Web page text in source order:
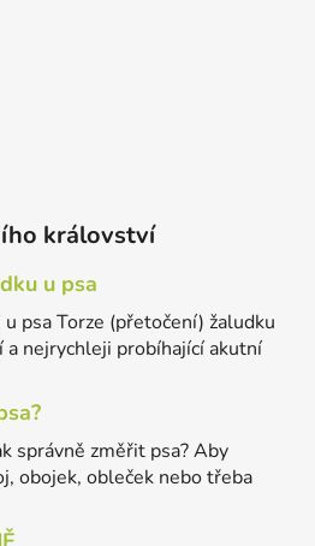
království
u psa
psa Torze (přetočení) žaludku
a nejrychleji probíhající akutní
správně změřit psa? Aby
obojek, obleček nebo třeba